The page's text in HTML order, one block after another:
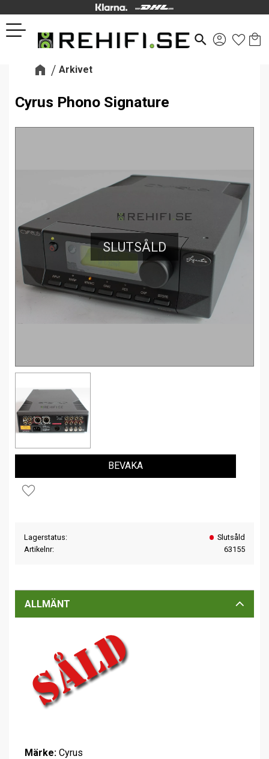
Meny
search
Arkivet
Cyrus Phono Signature
SLUTSÅLD
Lägg till i favoriter
BEVAKA
Lagerstatus
Slutsåld
Artikelnr
63155
ALLMÄNT
Märke: Cyrus